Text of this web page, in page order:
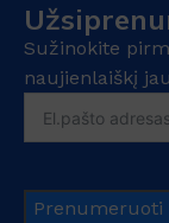
Sužinokite
naujienlaiškį
Prenumeruoti